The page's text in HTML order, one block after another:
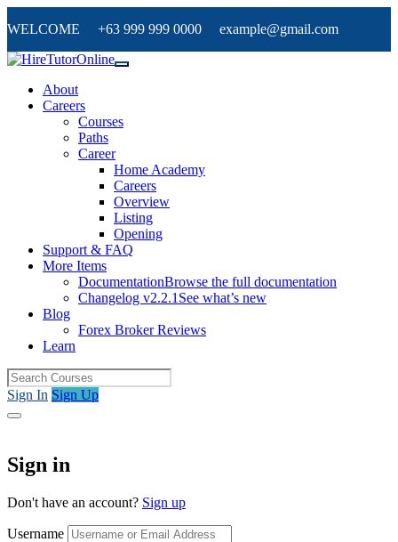
WELCOME +63 999 999 0000 example@gmail.com
About
Careers
Courses
Paths
Career
Home Academy
Careers
Overview
Listing
Opening
Support & FAQ
More Items
DocumentationBrowse the full documentation
Changelog v2.2.1 See what’s new
Blog
Forex Broker Reviews
Learn
Sign In Sign Up
Sign in
Don't have an account? Sign up
Username